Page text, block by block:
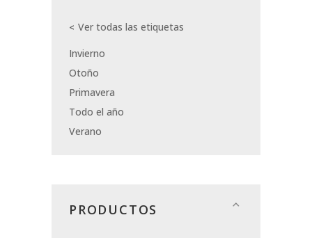
Ver todas las etiquetas
Invierno
Otoño
Primavera
Todo el año
Verano
PRODUCTOS